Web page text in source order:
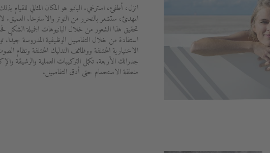
انزل، أطفئ، استرخي. البانيو هو المكان المثالي للقيام
المهدئ، ستشعر بالتحرر من التوتر والاسترخاء العميق.
تحقيق هذا الشعور من خلال البانيوهات الجميلة
استفادة من خلال التفاصيل الوظيفية المدروسة جيدًا.
الاختيارية المختلفة ووظائف التدليك المختلفة ونظام
جدرانك الأربعة. تكمل التركيبات العملية والرشيقة
منطقة الاستحمام حتى أدق التفاصيل.